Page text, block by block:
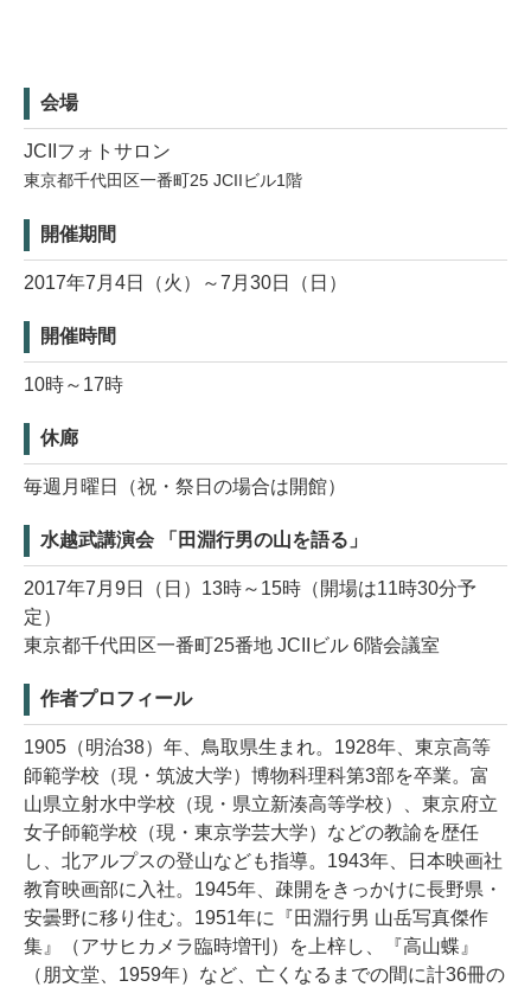
会場
JCIIフォトサロン
東京都千代田区一番町25 JCIIビル1階
開催期間
2017年7月4日（火）～7月30日（日）
開催時間
10時～17時
休廊
毎週月曜日（祝・祭日の場合は開館）
水越武講演会 「田淵行男の山を語る」
2017年7月9日（日）13時～15時（開場は11時30分予
定）
東京都千代田区一番町25番地 JCIIビル 6階会議室
作者プロフィール
1905（明治38）年、鳥取県生まれ。1928年、東京高等
師範学校（現・筑波大学）博物科理科第3部を卒業。富
山県立射水中学校（現・県立新湊高等学校）、東京府立
女子師範学校（現・東京学芸大学）などの教諭を歴任
し、北アルプスの登山なども指導。1943年、日本映画社
教育映画部に入社。1945年、疎開をきっかけに長野県・
安曇野に移り住む。1951年に『田淵行男 山岳写真傑作
集』（アサヒカメラ臨時増刊）を上梓し、『高山蝶』
（朋文堂、1959年）など、亡くなるまでの間に計36冊の